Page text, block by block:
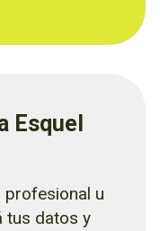
Esquel
profesional u
tus datos y